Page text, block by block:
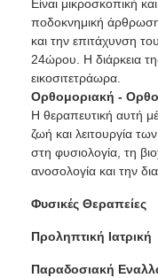
Είναι μικροσκοπική
ποδοκνημική
και την επιτάχυνση
24ώρου. Η διάρκεια
εικοσιτετράωρα.
Ορθομοριακή -
Η θεραπευτική αυτή
ζωή και λειτουργία
στη φυσιολογία, τη
ανοσολογία και την
Φυσικές Θεραπείες
Προληπτική Ιατρική
Παραδοσιακή